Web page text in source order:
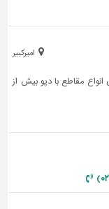
امیرکبیر
مقاطع با دپو بیش از